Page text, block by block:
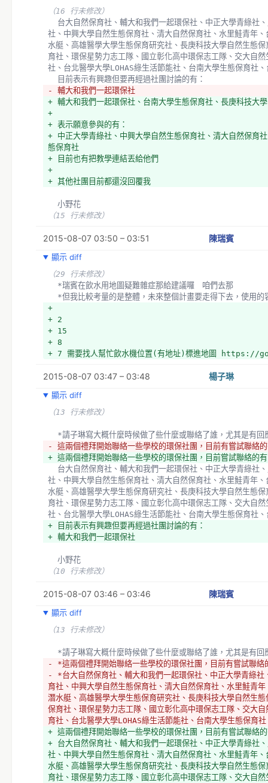
+ 台北醫學大學LOHAS綠生活節能社
+ 台南大學生態保育社
+ 台師大根與芽
  目前表示有興趣但要再經過社團討論的有：
輔大和我們一起環保社、台南大學生態保育社、長庚科技大
（23 行未修改）
（16 行未修改）
社、中興大學自然生態保育社、清大自然保育社、水里鮭青年
水艇、高雄醫學大學生態保育研究社、長庚科技大學自然生態
育社、環保星勢力志工隊、國立彰化高中環保志工隊、交大自
社、台北醫學大學LOHAS綠生活節能社、台南大學生態保育社
  目前表示有興趣但要再經過社團討論的有：
- 輔大和我們一起環保社
+ 輔大和我們一起環保社、台南大學生態保育社、長庚科技大
+
+ 表示願意參與的有：
+ 中正大學青綠社、中興大學自然生態保育社、清大自然保育
態保育社
+ 目前也有把教學連結丟給他們
+
+ 其他社團目前都還沒回覆我
  小野花
（15 行未修改）
2015-08-07 03:50 – 03:51 陳瑞賓
顯示 diff
（29 行未修改）
  *瑞賓在飲水用地圖疑難雜症那給建議囉　咱們去那
*但我比較考量的是整體，未來整個計畫要走得下去，使用
+
+ 2
+ 15
+ 8
+ 7 需要找人幫忙飲水機位置(有地址)標進地圖 https://
2015-08-07 03:47 – 03:48 楊子琳
顯示 diff
（13 行未修改）
*請子琳寫大概什麼時候做了些什麼或聯絡了誰，尤其是有回
- 這兩個禮拜開始聯絡一些學校的環保社團，目前有嘗試聯絡
+ 這兩個禮拜開始聯絡一些學校的環保社團，目前嘗試聯絡的
社、中興大學自然生態保育社、清大自然保育社、水里鮭青年
水艇、高雄醫學大學生態保育研究社、長庚科技大學自然生態
育社、環保星勢力志工隊、國立彰化高中環保志工隊、交大自
社、台北醫學大學LOHAS綠生活節能社、台南大學生態保育社
+ 目前表示有興趣但要再經過社團討論的有：
+ 輔大和我們一起環保社
  小野花
（10 行未修改）
2015-08-07 03:46 – 03:46 陳瑞賓
顯示 diff
（13 行未修改）
*請子琳寫大概什麼時候做了些什麼或聯絡了誰，尤其是有回
- *這兩個禮拜開始聯絡一些學校的環保社團，目前有嘗試聯絡
- *台大自然保育社、輔大和我們一起環保社、中正大學青綠社
育社、中興大學自然生態保育社、清大自然保育社、水里鮭青
潛水艇、高雄醫學大學生態保育研究社、長庚科技大學自然生
保育社、環保星勢力志工隊、國立彰化高中環保志工隊、交大
育社、台北醫學大學LOHAS綠生活節能社、台南大學生態保育
+ 這兩個禮拜開始聯絡一些學校的環保社團，目前有嘗試聯絡
+ 台大自然保育社、輔大和我們一起環保社、中正大學青綠社
社、中興大學自然生態保育社、清大自然保育社、水里鮭青年
水艇、高雄醫學大學生態保育研究社、長庚科技大學自然生態
育社、環保星勢力志工隊、國立彰化高中環保志工隊、交大自